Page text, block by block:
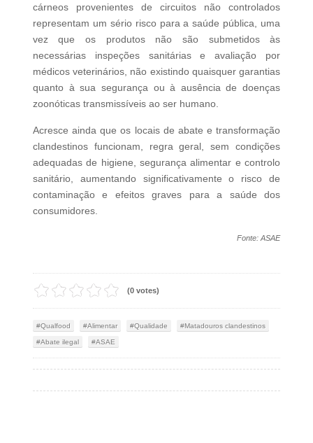
cárneos provenientes de circuitos não controlados
representam um sério risco para a saúde pública, uma
vez que os produtos não são submetidos às
necessárias inspeções sanitárias e avaliação por
médicos veterinários, não existindo quaisquer garantias
quanto à sua segurança ou à ausência de doenças
zoonóticas transmissíveis ao ser humano.
Acresce ainda que os locais de abate e transformação
clandestinos funcionam, regra geral, sem condições
adequadas de higiene, segurança alimentar e controlo
sanitário, aumentando significativamente o risco de
contaminação e efeitos graves para a saúde dos
consumidores.
Fonte: ASAE
(0 votes)
Qualfood Alimentar Qualidade Matadouros clandestinos
Abate ilegal ASAE